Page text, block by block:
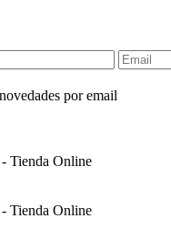
por email